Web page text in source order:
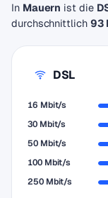
In Mauern ist die
durchschnittlich 93
DSL
16 Mbit/s
30 Mbit/s
50 Mbit/s
100 Mbit/s
250 Mbit/s